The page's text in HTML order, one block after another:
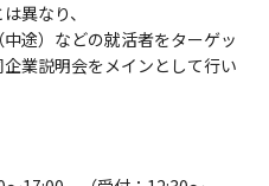
異なり、
途）などの就活者をターゲッ
業説明会をメインとして行い